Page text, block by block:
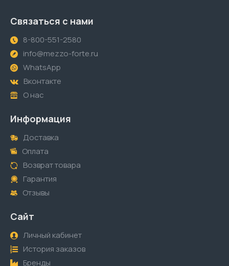
Связаться с нами
8-800-551-2580
info@mezzo-forte.ru
WhatsApp
Вконтакте
О нас
Информация
Доставка
Оплата
Возврат товара
Гарантия
Отзывы
Сайт
Личный кабинет
История заказов
Бренды